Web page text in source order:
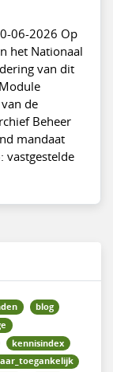
06-2026 Op
het Nationaal
van dit
de
Beheer
mandaat
vastgestelde
blog
kennisindex